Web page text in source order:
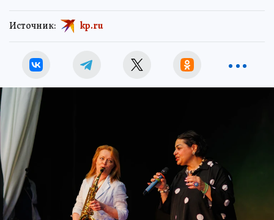
Источник: kp.ru